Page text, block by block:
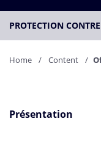
PROTECTION
Home Content
Présentation